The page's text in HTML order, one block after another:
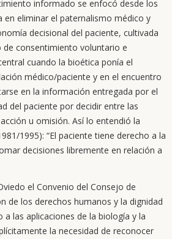
informado se enfocó desde los
en eliminar el paternalismo médico y
decisional del paciente, cultivada
consentimiento voluntario e
cuando la bioética ponía el
médico/paciente y en el encuentro
en la información entregada por el
del paciente por decidir entre las
u omisión. Así lo entendió la
1995): “El paciente tiene derecho a la
decisiones libremente en relación a
el Convenio del Consejo de
de los derechos humanos y la dignidad
las aplicaciones de la biología y la
la necesidad de reconocer